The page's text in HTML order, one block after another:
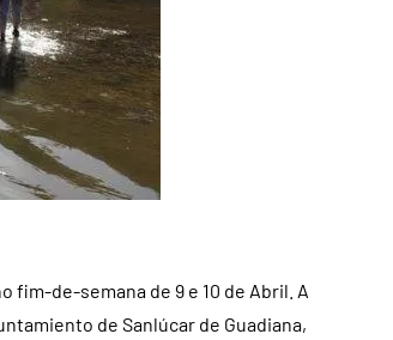
fim-de-semana de 9 e 10 de Abril. A
de Sanlúcar de Guadiana,